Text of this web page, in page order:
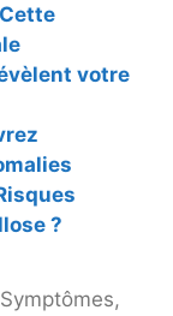
votre
?